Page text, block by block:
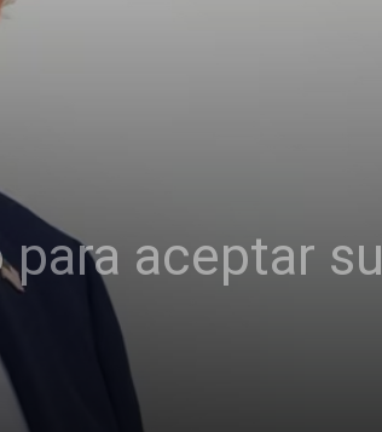
aceptar su